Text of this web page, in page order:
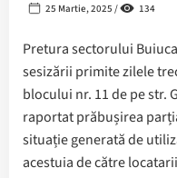
25 Martie, 2025 / 134
Pretura sectorului
sesizării primite zilele
blocului nr. 11 de pe str.
raportat prăbușirea
situație generată de
acestuia de către